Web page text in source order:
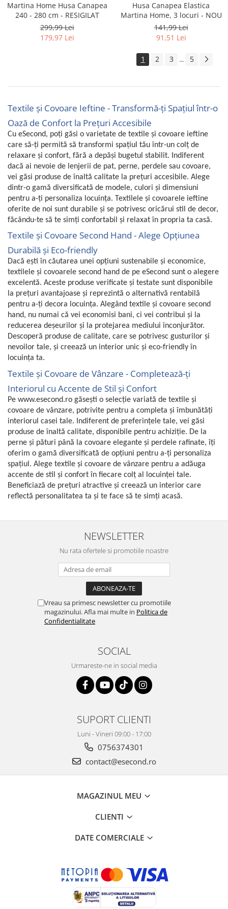
Martina Home Husa Canapea
240 - 280 cm - RESIGILAT
299,99 Lei
179,97 Lei
Husa Canapea Elastica
Martina Home, 3 locuri - NOU
141,99 Lei
91,51 Lei
1 2 3 ... 5
Textile și Covoare Ieftine - Transformă-ți Spațiul într-o
Oază de Confort la Prețuri Accesibile
Cu eSecond, poți găsi o varietate de textile și covoare ieftine
care să-ți permită să transformi spațiul tău într-un colț de
relaxare și confort, fără a depăși bugetul stabilit. Indiferent
dacă ai nevoie de lenjerii de pat, perne, perdele sau covoare,
vei găsi produse de înaltă calitate la prețuri accesibile. Alege
dintr-o gamă diversificată de modele, culori și dimensiuni
pentru a-ți personaliza locuința. Textilele și covoarele ieftine
oferite de noi sunt durabile și se potrivesc oricărui stil de decor,
făcându-te să te simți confortabil și relaxat în propria ta casă.
Textile și Covoare Second Hand - Alege Opțiunea
Durabilă și Eco-friendly
Dacă ești în căutarea unei opțiuni sustenabile și economice,
textilele și covoarele second hand de pe eSecond sunt o alegere
excelentă. Aceste produse verificate și testate sunt disponibile
la prețuri avantajoase și reprezintă o alternativă rentabilă
pentru a-ți decora locuința. Alegând textile și covoare second
hand, nu numai că vei economisi bani, ci vei contribui și la
reducerea deșeurilor și la protejarea mediului înconjurător.
Descoperă produse de calitate, care se potrivesc gusturilor și
nevoilor tale, și creează un interior unic și eco-friendly în
locuința ta.
Textile și Covoare de Vânzare - Completează-ți
Interiorul cu Accente de Stil și Confort
Pe www.esecond.ro găsești o selecție variată de textile și
covoare de vânzare, potrivite pentru a completa și îmbunătăți
interiorul casei tale. Indiferent de preferințele tale, vei găsi
produse de înaltă calitate, disponibile pentru achiziție. De la
perne și pături până la covoare elegante și perdele rafinate, îți
oferim o gamă diversificată de opțiuni pentru a-ți personaliza
spațiul. Alege textile și covoare de vânzare pentru a adăuga
accente de stil și confort în fiecare colț al locuinței tale.
Beneficiază de prețuri atractive și creează un interior care
reflectă personalitatea ta și te face să te simți acasă.
NEWSLETTER
Nu rata ofertele si promotiile noastre
Vreau sa primesc newsletter cu promotiile
magazinului. Afla mai multe in Politica de
Confidentialitate
SOCIAL
Urmareste-ne in social media
SUPORT CLIENTI
Luni - Vineri 09:00 - 17:00
0756374301
contact@esecond.ro
MAGAZINUL MEU
CLIENTI
DATE COMERCIALE